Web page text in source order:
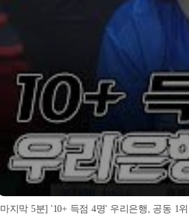
지막 5분] '10+ 득점 4명' 우리은행, 공동 1